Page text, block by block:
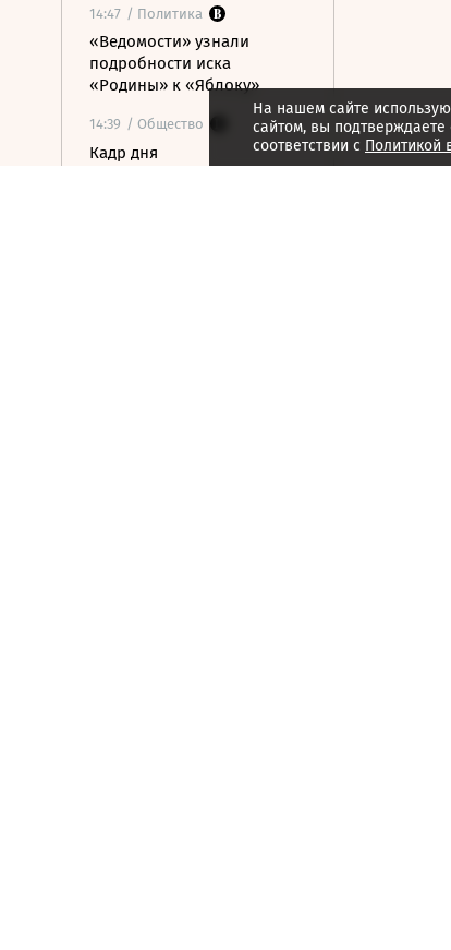
14:47 / Политика
«Ведомости» узнали
подробности иска
«Родины» к «Яблоку»
14:39 / Общество
Кадр дня
На нашем сайте
сайтом, вы подтверждаете
соответствии с Политикой